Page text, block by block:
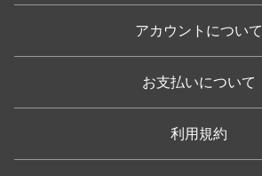
アカウントについて
お支払いについて
利用規約